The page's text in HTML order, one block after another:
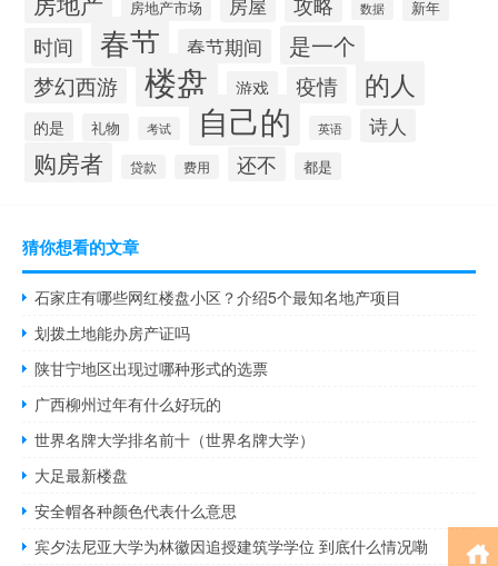
房地产市场 房屋 数据 新年
时间 春节 春节期间 是一个
梦幻西游 楼盘 游戏 疫情 的人
的是 礼物 考试 自己的 英语 诗人
购房者 贷款 费用 还不 都是
猜你想看的文章
石家庄有哪些网红楼盘小区？介绍5个最知名地产项目
划拨土地能办房产证吗
陕甘宁地区出现过哪种形式的选票
广西柳州过年有什么好玩的
世界名牌大学排名前十（世界名牌大学）
大足最新楼盘
安全帽各种颜色代表什么意思
宾夕法尼亚大学为林徽因追授建筑学学位 到底什么情况嘞